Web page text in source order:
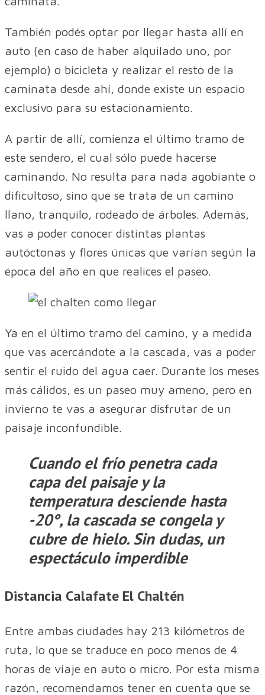
También podés optar por llegar hasta allí en
auto (en caso de haber alquilado uno, por
ejemplo) o bicicleta y realizar el resto de la
caminata desde ahí, donde existe un espacio
exclusivo para su estacionamiento.
A partir de allí, comienza el último tramo de
este sendero, el cual sólo puede hacerse
caminando. No resulta para nada agobiante o
dificultoso, sino que se trata de un camino
llano, tranquilo, rodeado de árboles. Además,
vas a poder conocer distintas plantas
autóctonas y flores únicas que varían según la
época del año en que realices el paseo.
Ya en el último tramo del camino, y a medida
que vas acercándote a la cascada, vas a poder
sentir el ruido del agua caer. Durante los meses
más cálidos, es un paseo muy ameno, pero en
invierno te vas a asegurar disfrutar de un
paisaje inconfundible.
Cuando el frío penetra cada
capa del paisaje y la
temperatura desciende hasta
-20°, la cascada se congela y
cubre de hielo. Sin dudas, un
espectáculo imperdible
Distancia Calafate El Chaltén
Entre ambas ciudades hay 213 kilómetros de
ruta, lo que se traduce en poco menos de 4
horas de viaje en auto o micro. Por esta misma
razón, recomendamos tener en cuenta que se